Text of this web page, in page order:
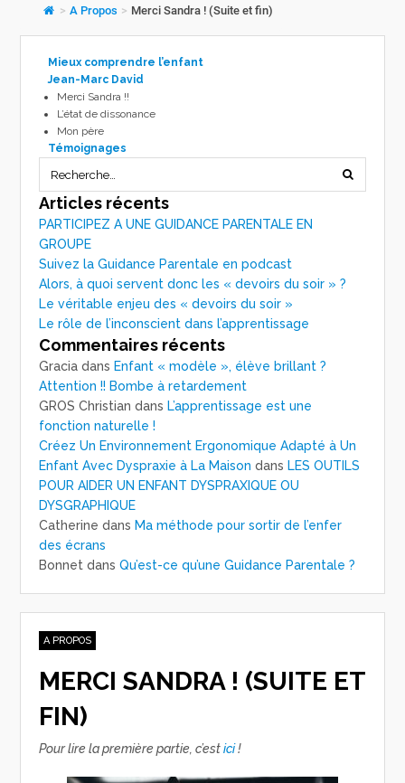
> A Propos > Merci Sandra ! (Suite et fin)
Mieux comprendre l’enfant
Jean-Marc David
Merci Sandra !!
L’état de dissonance
Mon père
Témoignages
Articles récents
PARTICIPEZ A UNE GUIDANCE PARENTALE EN
GROUPE
Suivez la Guidance Parentale en podcast
Alors, à quoi servent donc les « devoirs du soir » ?
Le véritable enjeu des « devoirs du soir »
Le rôle de l’inconscient dans l’apprentissage
Commentaires récents
Gracia dans Enfant « modèle », élève brillant ?
Attention !! Bombe à retardement
GROS Christian dans L’apprentissage est une
fonction naturelle !
Créez Un Environnement Ergonomique Adapté à Un
Enfant Avec Dyspraxie à La Maison dans LES OUTILS
POUR AIDER UN ENFANT DYSPRAXIQUE OU
DYSGRAPHIQUE
Catherine dans Ma méthode pour sortir de l’enfer
des écrans
Bonnet dansQu’est-ce qu’une Guidance Parentale ?
A PROPOS
MERCI SANDRA ! (SUITE ET
FIN)
Pour lire la première partie, c’estici!